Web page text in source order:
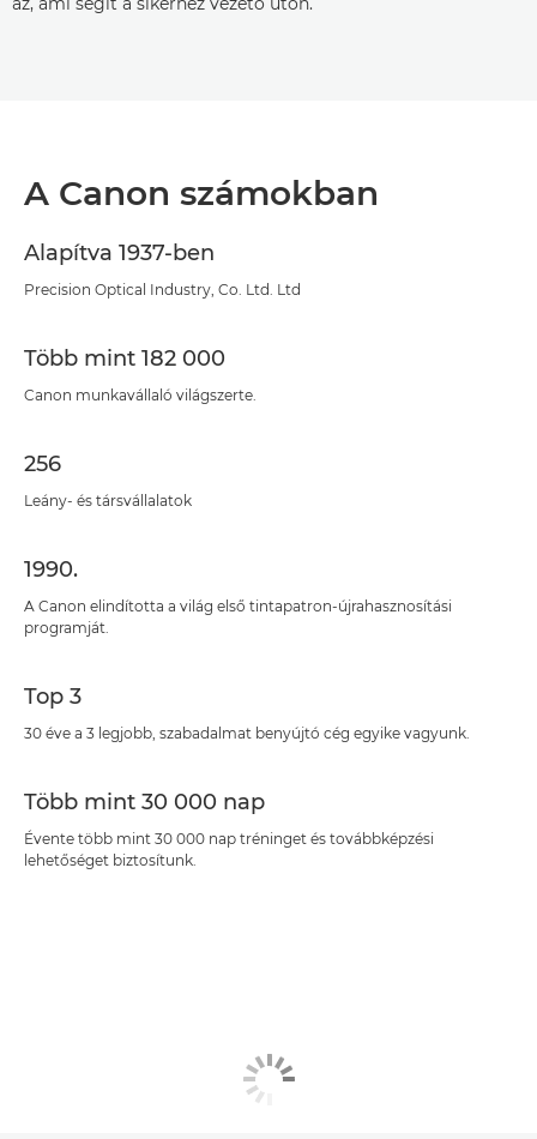
A Canon számokban
Alapítva 1937-ben
Precision Optical Industry, Co. Ltd. Ltd
Több mint 182 000
Canon munkavállaló világszerte.
256
Leány- és társvállalatok
1990.
A Canon elindította a világ első tintapatron-újrahasznosítási
programját.
Top 3
30 éve a 3 legjobb, szabadalmat benyújtó cég egyike vagyunk.
Több mint 30 000 nap
Évente több mint 30 000 nap tréninget és továbbképzési
lehetőséget biztosítunk.